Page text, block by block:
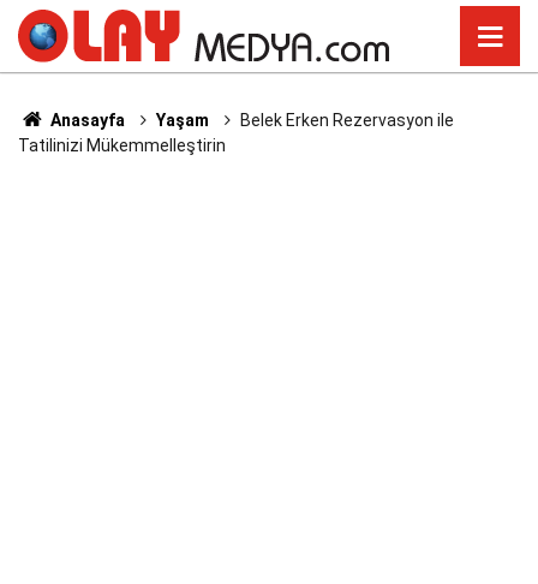
Anasayfa Yaşam
Belek Erken Rezervasyon ile
Tatilinizi Mükemmelleştirin